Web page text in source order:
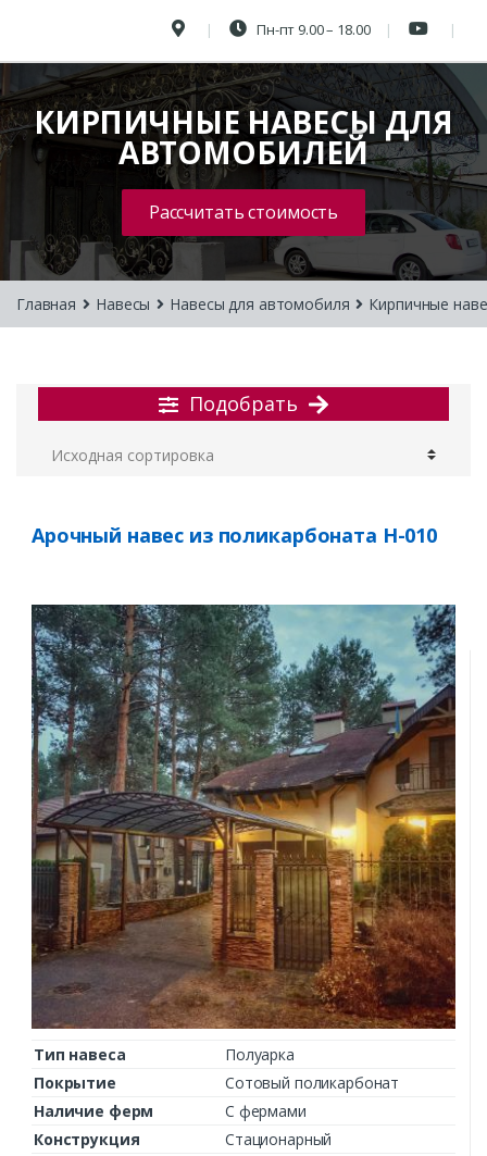
Пн-пт 9.00 – 18.00
КИРПИЧНЫЕ НАВЕСЫ ДЛЯ
АВТОМОБИЛЕЙ
Рассчитать стоимость
Главная Навесы Навесы для автомобиля Кирпичные
Подобрать
Арочный навес из поликарбоната Н-010
Тип навеса
Полуарка
Покрытие
Сотовый поликарбонат
Наличие ферм
С фермами
Конструкция
Стационарный